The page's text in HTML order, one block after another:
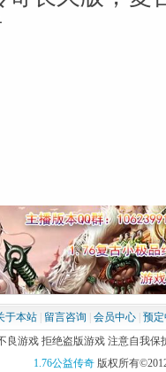
于本站| 留言咨询 会员中心| 预
良游戏 拒绝盗版游戏 注意自我保
1.76公益传奇版权所有